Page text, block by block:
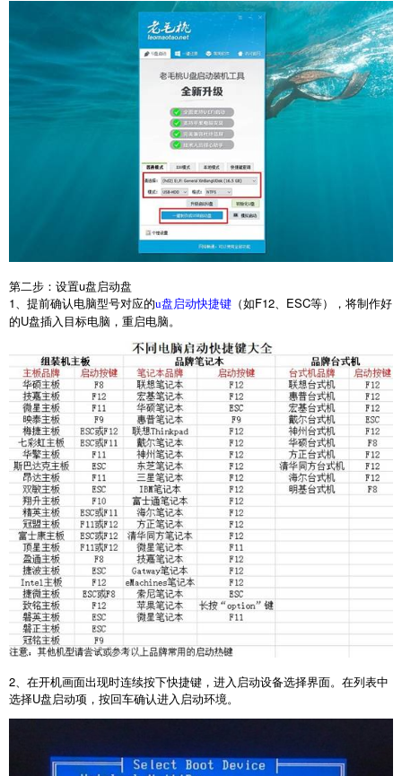
第二步：设置u盘启动盘
1、提前确认电脑型号对应的u盘启动快捷键 （如F12、 ESC等），将制作好
的U盘插入目标电脑，重启电脑。
2、在开机画面出现时连续按下快捷键，进入启动设备选择界面。在列表中
选择U盘启动项，按回车确认进入启动环境。